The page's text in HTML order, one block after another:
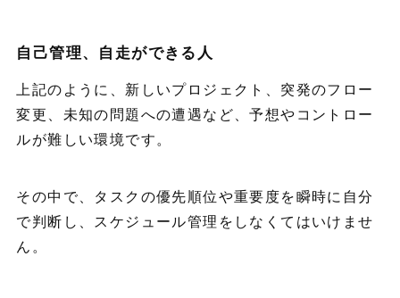
自己管理、自走ができる人
上記のように、新しいプロジェクト、突発のフロー
変更、未知の問題への遭遇など、予想やコントロー
ルが難しい環境です。
その中で、タスクの優先順位や重要度を瞬時に自分
で判断し、スケジュール管理をしなくてはいけませ
ん。